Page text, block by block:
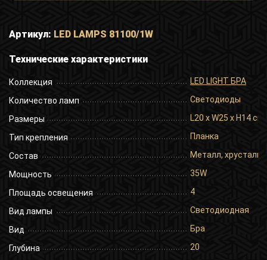
Артикул: LED LAMPS 81100/1W
Технические характеристики
Коллекция LED LIGHT БРА
Количество ламп Светодиоды
Размеры L20 x W25 x H14 cm
Тип крепления Планка
Состав Металл, хрусталь
Мощность 35W
Площадь освещения 4
Вид лампы Светодиодная
Вид Бра
Глубина 20